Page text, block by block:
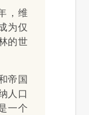
，维
为仅
的世
帝国
人口
一个